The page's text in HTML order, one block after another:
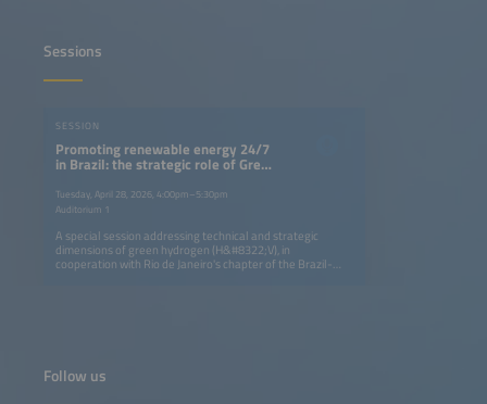
Sessions
SESSION
Promoting renewable energy 24/7
in Brazil: the strategic role of Green
Tuesday, April 28, 2026, 4:00pm–5:30pm
Auditorium 1
A special session addressing technical and strategic
dimensions of green hydrogen (H&#8322;V), in
cooperation with Rio de Janeiro's chapter of the Brazil-
Follow us